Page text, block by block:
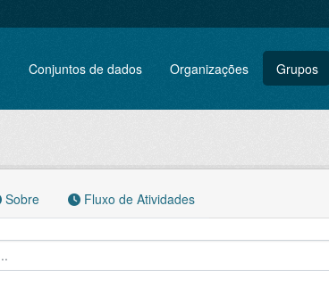
Conjuntos de dados Organizações Grupos
Sobre Fluxo de Atividades